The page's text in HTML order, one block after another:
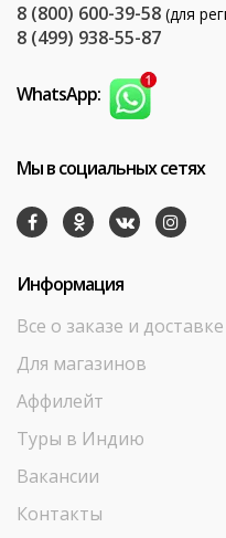
8 (800) 600-39-58 (для
8 (499) 938-55-87
WhatsApp:
Мы в социальных сетях
Информация
Все о заказе и доставке
Для магазинов
Аффилейт
Туры в Индию
Вакансии
Контакты